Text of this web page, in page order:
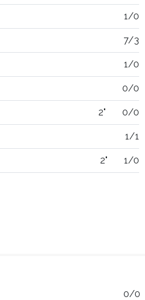
1/0
7/3
1/0
0/0
2" 0/0
1/1
2" 1/0
0/0